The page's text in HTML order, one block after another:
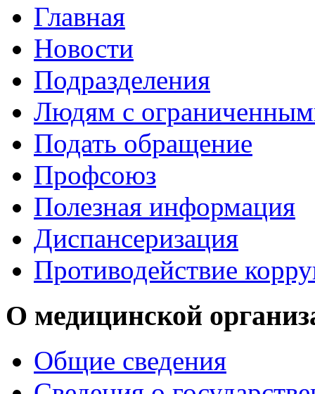
Главная
Новости
Подразделения
Людям с
Подать обращение
Профсоюз
Полезная информация
Диспансеризация
Противодействие
О медицинской
Общие сведения